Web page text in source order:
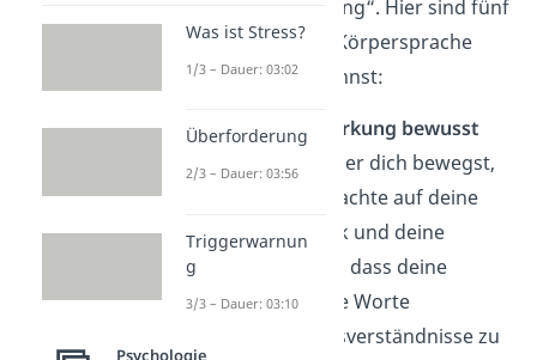
nennt man „Kodierung“. Hier sind fünf
Tipps, wie du deine Körpersprache
besser einsetzen kannst:
Werde dir deiner Wirkung bewusst
Bevor du sprichst oder dich bewegst,
halte kurz inne und achte auf deine
Haltung, deinen Blick und deine
Gesten. Sorge dafür, dass deine
Körpersprache deine Worte
unterstützt, um Missverständnisse zu
Was ist Stress?
1/3 – Dauer: 03:02
Überforderung
2/3 – Dauer: 03:56
Triggerwarnun
g
3/3 – Dauer: 03:10
Psychologie